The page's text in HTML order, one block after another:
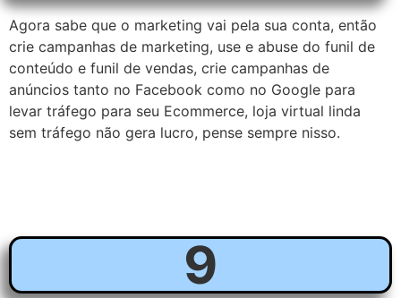
Agora sabe que o marketing vai pela sua conta, então
crie campanhas de marketing, use e abuse do funil de
conteúdo e funil de vendas, crie campanhas de
anúncios tanto no Facebook como no Google para
levar tráfego para seu Ecommerce, loja virtual linda
sem tráfego não gera lucro, pense sempre nisso.
9